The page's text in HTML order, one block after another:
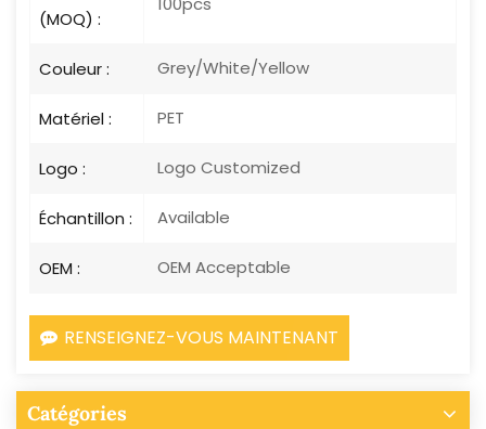
(MOQ) :
Couleur : Grey/White/Yellow
Matériel : PET
Logo : Logo Customized
Échantillon : Available
OEM : OEM Acceptable
RENSEIGNEZ-VOUS MAINTENANT
Catégories